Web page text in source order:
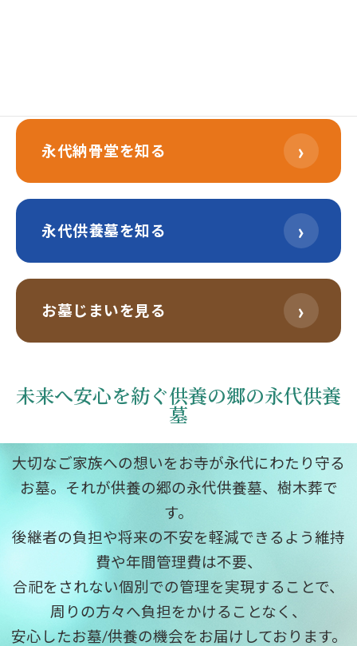
永代納骨堂を知る ›
永代供養墓を知る ›
お墓じまいを見る ›
未来へ安心を紡ぐ供養の郷の永代供養
墓
大切なご家族への想いをお寺が永代にわたり守る
お墓。それが供養の郷の永代供養墓、樹木葬で
す。
後継者の負担や将来の不安を軽減できるよう維持
費や年間管理費は不要、
合祀をされない個別での管理を実現することで、
周りの方々へ負担をかけることなく、
安心したお墓/供養の機会をお届けしております。